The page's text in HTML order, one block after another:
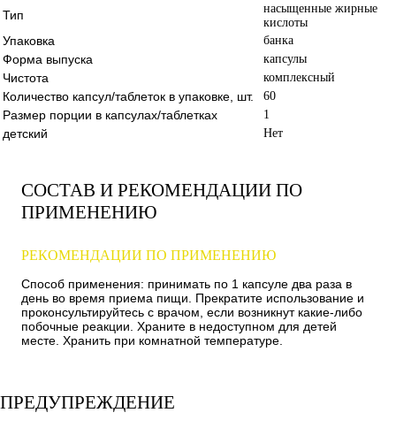
Тип
насыщенные жирные
кислоты
Упаковка банка
Форма выпуска капсулы
Чистота комплексный
Количество капсул/таблеток в упаковке, шт. 60
Размер порции в капсулах/таблетках 1
детский Нет
СОСТАВ И РЕКОМЕНДАЦИИ ПО
ПРИМЕНЕНИЮ
РЕКОМЕНДАЦИИ ПО ПРИМЕНЕНИЮ
Способ применения: принимать по 1 капсуле два раза в
день во время приема пищи. Прекратите использование и
проконсультируйтесь с врачом, если возникнут какие-либо
побочные реакции. Храните в недоступном для детей
месте. Хранить при комнатной температуре.
ПРЕДУПРЕЖДЕНИЕ